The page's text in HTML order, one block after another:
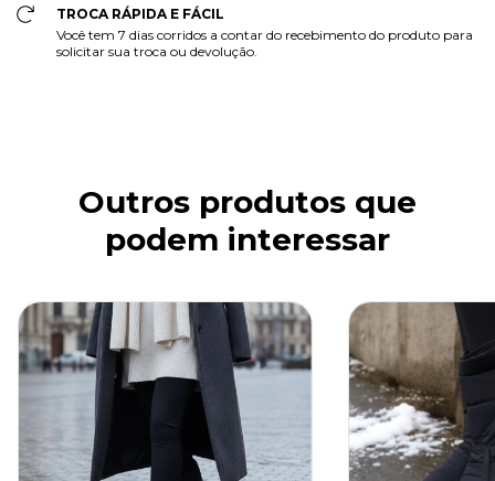
TROCA RÁPIDA E FÁCIL
Você tem 7 dias corridos a contar do recebimento do produto para
solicitar sua troca ou devolução.
Outros produtos que
podem interessar